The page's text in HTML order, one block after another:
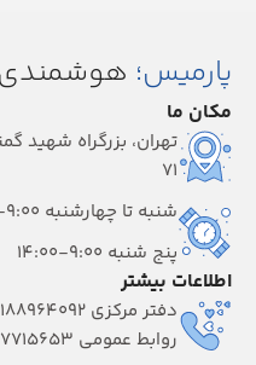
پارمیس؛
مکان ما
تهران، بزرگراه شهید
۷۱
شنبه تا چهارشنبه 9:00-19:00
پنج شنبه 9:00-14:00
اطلاعات بیشتر
دفتر مرکزی 02188964092
روابط عمومی 09107715653